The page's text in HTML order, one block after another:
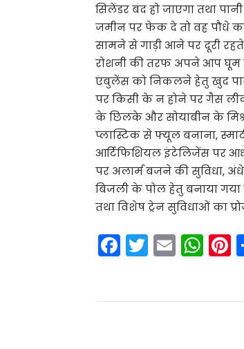
सिलेंडर बंद हो जाएगा तथा
जमीन पर फेक दे तो वह पौधे
सामने से गाड़ी आने पर दूरी
रोशनी की तरफ अपने आप घूम
एंबुलेंस को निकलने हेतु खुद
पर किसी के न होने पर गैस
के छिलके और सोयाबीन के
प्लास्टिक से फ्यूल बनाना,
आर्टिफिशियल इंटेलिजेंस पर
पर अलार्म बजने की सुविधा,
बिजली के पोल हेतु बनाया गया
तथा विशेष ट्रेन सुविधाओं का
F
a
T
w
E
m
W
h